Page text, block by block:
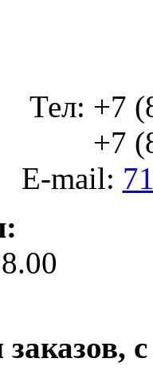
Тел: +7
+7
E-mail: